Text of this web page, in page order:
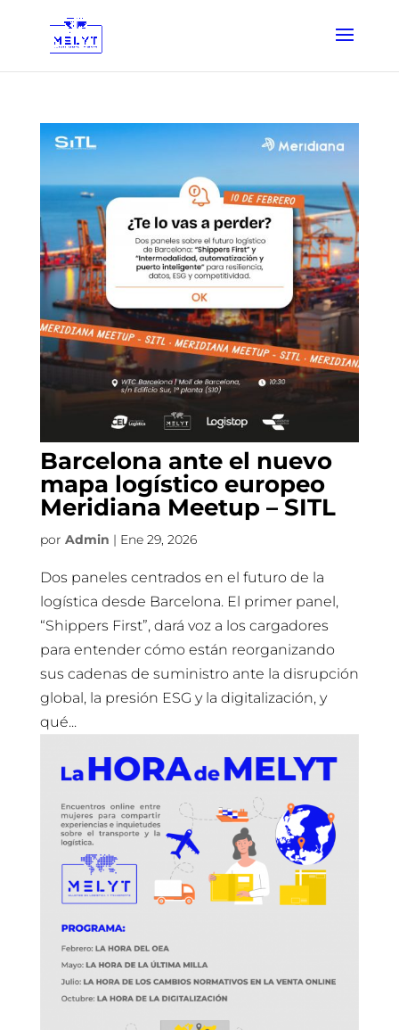
Barcelona ante el nuevo
mapa logístico europeo
Meridiana Meetup – SITL
por Admin | Ene 29, 2026
Dos paneles centrados en el futuro de la
logística desde Barcelona. El primer panel,
“Shippers First”, dará voz a los cargadores
para entender cómo están reorganizando
sus cadenas de suministro ante la disrupción
global, la presión ESG y la digitalización, y
qué...